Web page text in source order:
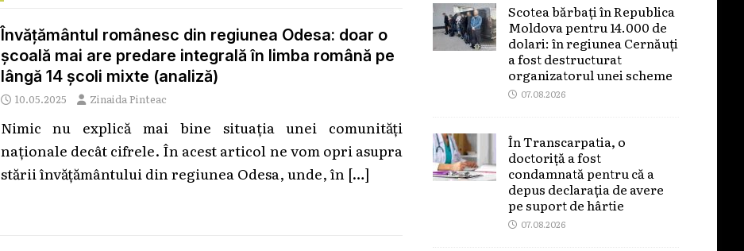
Învățământul românesc din regiunea Odesa: doar o
școală mai are predare integrală în limba română pe
lângă 14 școli mixte (analiză)
10.05.2025 Zinaida Pinteac
Nimic nu explică mai bine situația unei comunități
naționale decât cifrele. În acest articol ne vom opri asupra
stării învățământului din regiunea Odesa, unde, în […]
Scotea bărbați în Republica
Moldova pentru 14.000 de
dolari: în regiunea Cernăuți
a fost destructurat
organizatorul unei scheme
07.08.2026
În Transcarpatia, o
doctoriță a fost
condamnată pentru că a
depus declarația de avere
pe suport de hârtie
07.08.2026